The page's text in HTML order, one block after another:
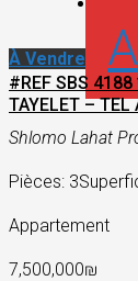
À Vendre
#REF SBS 4188
TAYELET – TEL
Shlomo Lahat
Pièces: 3
Appartement
7,500,000₪